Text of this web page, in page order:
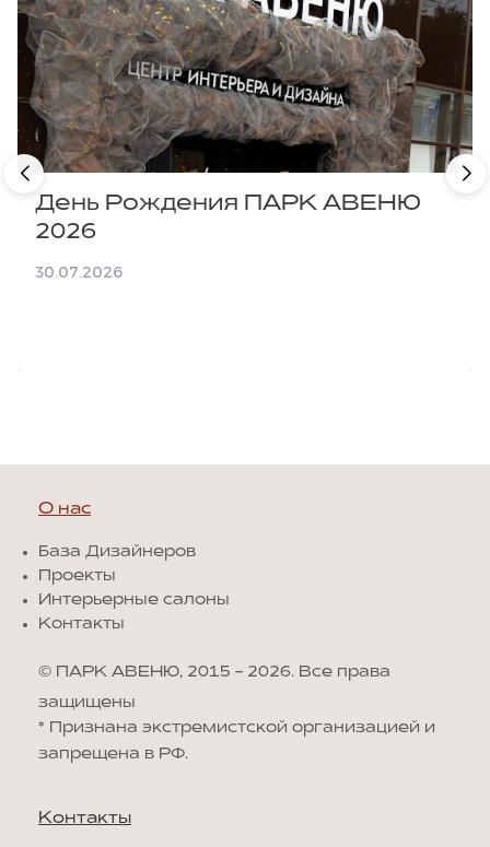
День Рождения ПАРК АВЕНЮ
2026
30.07.2026
О нас
База Дизайнеров
Проекты
Интерьерные салоны
Контакты
© ПАРК АВЕНЮ, 2015 - 2026. Все права
защищены
* Признана экстремистской организацией и
запрещена в РФ.
Контакты